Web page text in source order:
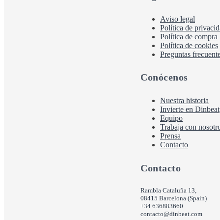
Aviso legal
Política de
Política de compra
Política de cookies
Preguntas
Conócenos
Nuestra historia
Invierte en Dinbeat
Equipo
Trabaja con
Prensa
Contacto
Contacto
Rambla Cataluña 13,
08415 Barcelona (Spain)
+34 636883660
contacto@dinbeat.com